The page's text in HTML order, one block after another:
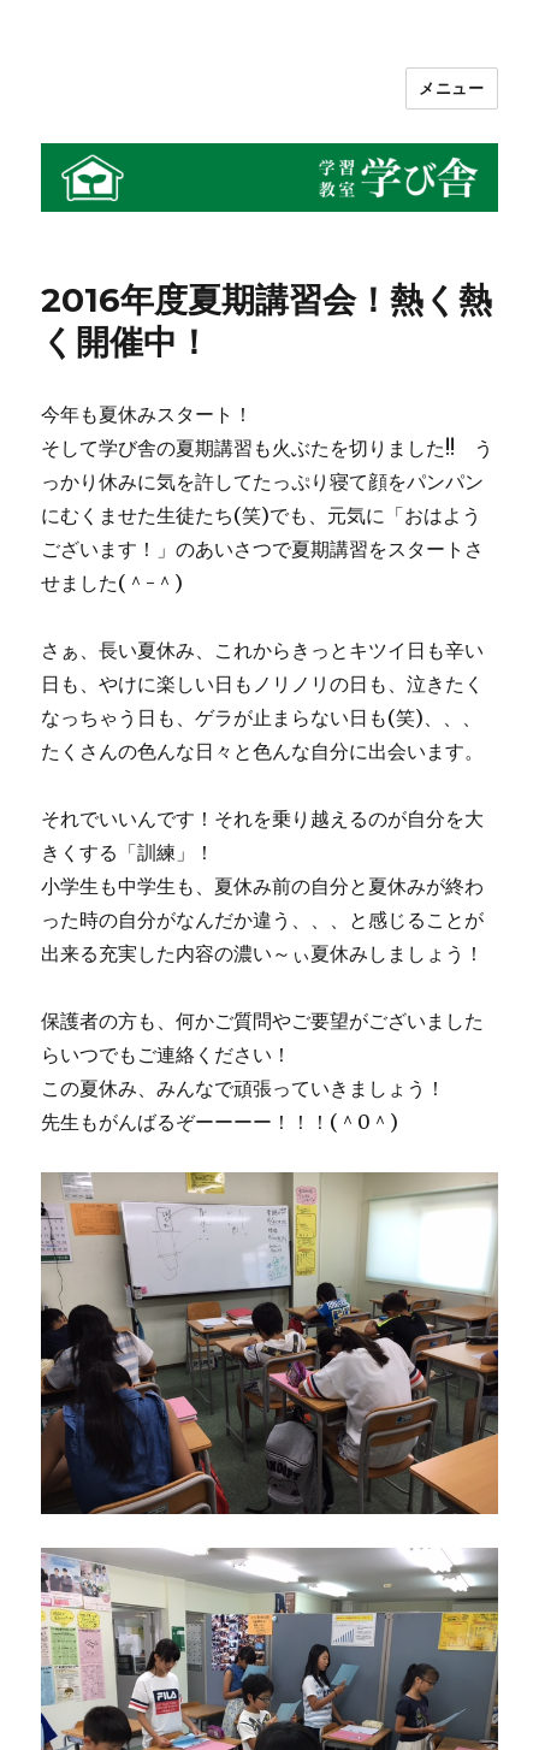
メニュー
2016年度夏期講習会！熱く熱
く開催中！
今年も夏休みスタート！
そして学び舎の夏期講習も火ぶたを切りました!! う
っかり休みに気を許してたっぷり寝て顔をパンパン
にむくませた生徒たち(笑)でも、元気に「おはよう
ございます！」のあいさつで夏期講習をスタートさ
せました(＾-＾)
さぁ、長い夏休み、これからきっとキツイ日も辛い
日も、やけに楽しい日もノリノリの日も、泣きたく
なっちゃう日も、ゲラが止まらない日も(笑)、、、
たくさんの色んな日々と色んな自分に出会います。
それでいいんです！それを乗り越えるのが自分を大
きくする「訓練」！
小学生も中学生も、夏休み前の自分と夏休みが終わ
った時の自分がなんだか違う、、、と感じることが
出来る充実した内容の濃い～ぃ夏休みしましょう！
保護者の方も、何かご質問やご要望がございました
らいつでもご連絡ください！
この夏休み、みんなで頑張っていきましょう！
先生もがんばるぞーーーー！！！(＾0＾)